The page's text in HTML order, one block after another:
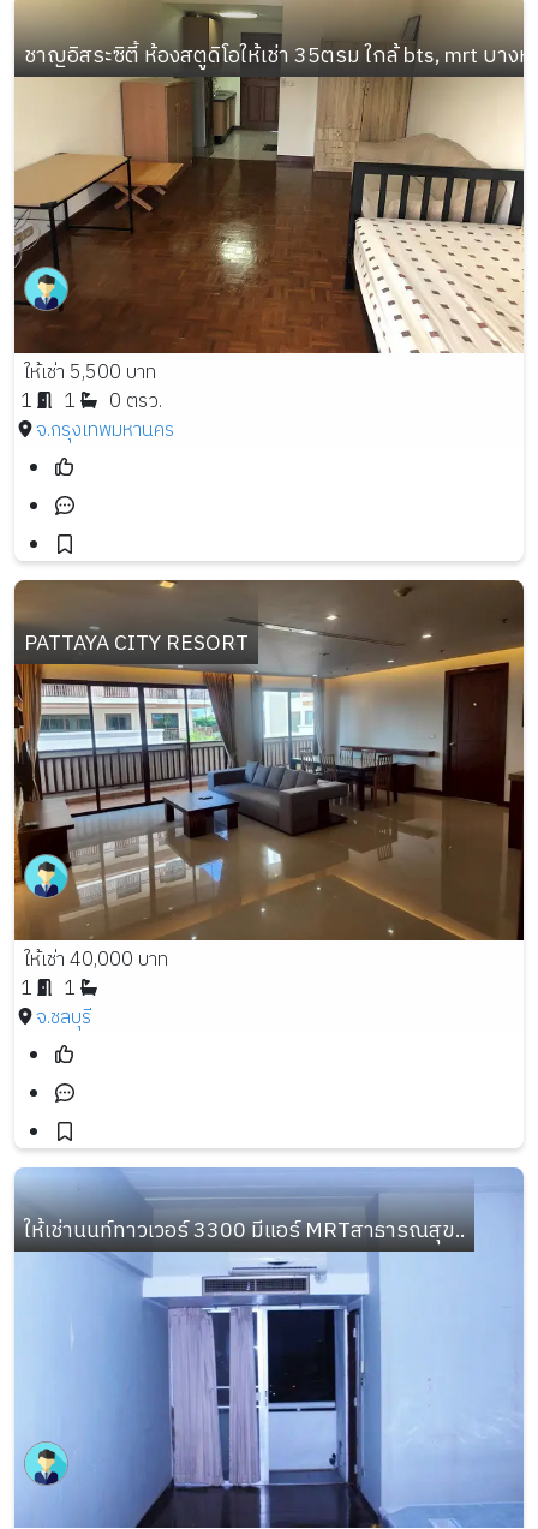
ชาญอิสระซิตี้ ห้องสตูดิโอให้เช่า 35ตรม ใกล้ bts, mrt บาง
ให้เช่า 5,500 บาท
1
1
0 ตรว.
จ.กรุงเทพมหานคร
PATTAYA CITY RESORT
ให้เช่า 40,000 บาท
1
1
จ.ชลบุรี
ให้เช่านนท์ทาวเวอร์ 3300 มีแอร์ MRTสาธารณสุข..